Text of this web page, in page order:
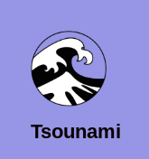
Tsounami